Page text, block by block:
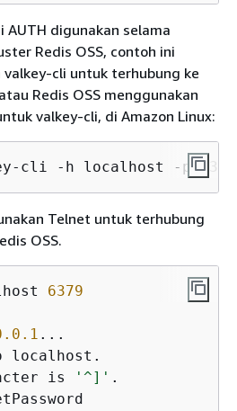
AUTH digunakan selama
Redis OSS, contoh ini
valkey-cli untuk terhubung ke
Redis OSS menggunakan
valkey-cli, di Amazon Linux:
cli -h localhost -p
Telnet untuk terhubung
OSS.
6379
...
localhost.
is
'^]' .